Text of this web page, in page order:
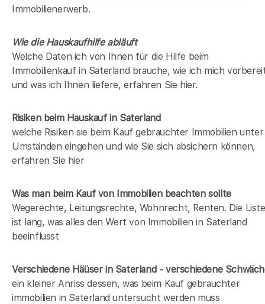
Immobilienerwerb.
Wie die Hauskaufhilfe abläuft
Welche Daten ich von Ihnen für die Hilfe beim
Immobilienkauf in Saterland brauche, wie ich mich
und was ich Ihnen liefere, erfahren Sie hier.
Risiken beim Hauskaufin Saterland
welche Risiken sie beim Kauf gebrauchter Immobilien unter
Umständen eingehen und wie Sie sich absichern können,
erfahren Sie hier
Was man beim Kauf von Immobilien beachten sollte
Wegerechte, Leitungsrechte, Wohnrecht, Renten. Die Liste
ist lang, was alles den Wert von Immobilien in Saterland
beeinflusst
Verschiedene Häüser in Saterland - verschiedene
ein kleiner Anriss dessen, was beim Kauf gebrauchter
immobilien in Saterland untersucht werden muss